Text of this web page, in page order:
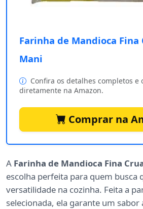
Farinha de Mandioca Fina
Mani
Confira os detalhes completos e
diretamente na Amazon.
Comprar na
A Farinha de Mandioca Fina
escolha perfeita para quem busca
versatilidade na cozinha. Feita a
selecionada, ela garante um